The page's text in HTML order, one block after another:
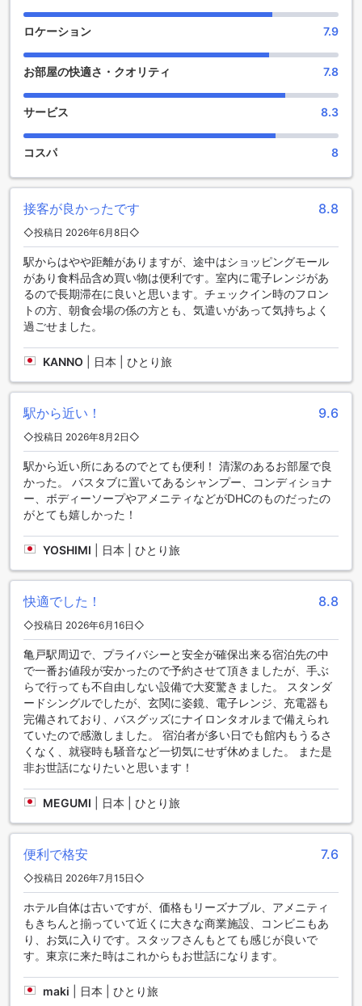
ます。屋内プールでは、水中でのリフレッシュや泳ぎを楽し
むことができます。また、フィットネスセンターでは最新の
グに励むことができます。さらに、カラオケルームでは友人
や家族と一緒に歌いながら楽しい時間を過ごすことができま
す。
ホテルマイステイズ亀戸では、お客様のリラックスとエンタ
す。マッサージやプール、フィットネスセンター、カラオケ
など、充実した施設で心身ともにリフレッシュしてくださ
便利な施設が揃ったホテルマイステイズ亀戸
ホテルマイステイズ亀戸は、快適な滞在をサポートするさま
ざまな便利な施設を提供しています。洗濯サービスやルーム
サービスを利用すれば、旅行中の衣類や寝具をいつでも清潔
に保つことができます。また、公共エリアでのWi-Fiも利用可
能で、インターネットにアクセスすることができます。喫煙
エリアも指定されており、タバコを吸う方にとっても快適な
環境を提供しています。
さらに、全客室で無料のWi-Fiが利用できるため、快適なイン
ターネット接続を楽しむことができます。荷物の預かりサー
ビスもあり、旅行中に重い荷物を持ち歩く必要もありませ
み物やお菓子を手に入れることができます。さらに、ホテル
内にはコインランドリーもあるため、長期滞在の方も安心し
て洗濯物を処理することができます。ホテルマイステイズ亀
戸は、快適な滞在をお求めの方に最適な選択肢です。
便利な駐車施設を完備したホテルマイステイズ亀戸
車施設を完備しています。敷地内に駐車場があり、お客様は
安心してお車をお預けいただけます。駐車場のご利用には別
途料金がかかりますが、便利な立地と安全な環境でお車をお
預けいただけます。ホテルマイステイズ亀戸では、お客様の
快適な滞在をサポートするために、充実した駐車施設を提供
しています。
快適な客室設備でくつろぎのひとときを
ホテルマイステイズ亀戸は、東京での滞在を快適に過ごすた
めのさまざまな客室設備を提供しています。まず、客室には
エアコンが完備されており、快適な室温を保つことができま
す。また、バスローブも備えられており、シャワーやお風呂
の後にリラックスできます。さらに、インハウス映画も視聴
できるので、自分のお好みの映画を楽しむことができます。
ヘアドライヤーやテレビも完備されており、快適な滞在をサ
ポートします。また、客室には冷蔵庫も備えられており、お
飲み物やおやつを手軽に保存できます。ホテルマイステイズ
亀戸の客室設備は、くつろぎのひとときを提供するために充
実しています。
ホテルマイステイズ亀戸のダイニング施設
ホテルマイステイズ亀戸では、快適な滞在をお楽しみいただ
くために、さまざまなダイニング施設をご用意しています。
まずは、レストランでのお食事をお楽しみください。ここで
は、シェフが厳選した新鮮な食材を使用し、美味しい料理を
提供しています。落ち着いた雰囲気の中で、家族や友人と楽
しい時間を過ごすことができます。
ロケーション 7.9
お部屋の快適さ・クオリティ 7.8
サービス 8.3
コスパ 8
接客が良かったです 8.8
◇投稿日 2026年6月8日◇
駅からはやや距離がありますが、途中はショッピングモール
があり食料品含め買い物は便利です。室内に電子レンジがあ
るので長期滞在に良いと思います。チェックイン時のフロン
トの方、朝食会場の係の方とも、気遣いがあって気持ちよく
過ごせました。
KANNO 日本 | ひとり旅
駅から近い！ 9.6
◇投稿日 2026年8月2日◇
駅から近い所にあるのでとても便利！ 清潔のあるお部屋で良
かった。 バスタブに置いてあるシャンプー、コンディショナ
ー、ボディーソープやアメニティなどがDHCのものだったの
がとても嬉しかった！
YOSHIMI 日本 | ひとり旅
快適でした！ 8.8
◇投稿日 2026年6月16日◇
亀戸駅周辺で、プライバシーと安全が確保出来る宿泊先の中
で一番お値段が安かったので予約させて頂きましたが、手ぶ
らで行っても不自由しない設備で大変驚きました。 スタンダ
ードシングルでしたが、玄関に姿鏡、電子レンジ、充電器も
完備されており、バスグッズにナイロンタオルまで備えられ
ていたので感激しました。 宿泊者が多い日でも館内もうるさ
くなく、就寝時も騒音など一切気にせず休めました。 また是
非お世話になりたいと思います！
MEGUMI 日本 | ひとり旅
便利で格安 7.6
◇投稿日 2026年7月15日◇
ホテル自体は古いですが、価格もリーズナブル、アメニティ
もきちんと揃っていて近くに大きな商業施設、コンビニもあ
り、お気に入りです。スタッフさんもとても感じが良いで
す。東京に来た時はこれからもお世話になります。
maki 日本 | ひとり旅